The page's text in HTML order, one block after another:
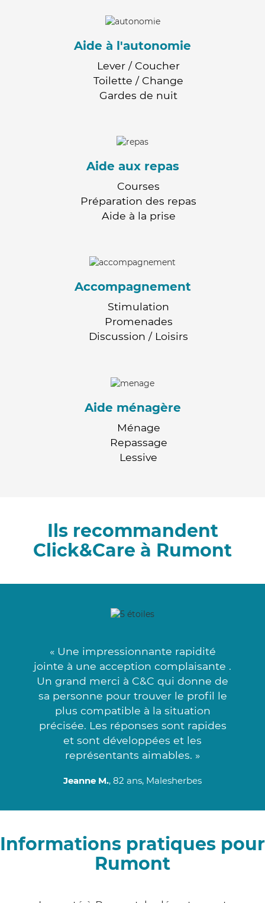
Aide à l'autonomie
Lever / Coucher
Toilette / Change
Gardes de nuit
Aide aux repas
Courses
Préparation des repas
Aide à la prise
Accompagnement
Stimulation
Promenades
Discussion / Loisirs
Aide ménagère
Ménage
Repassage
Lessive
Ils recommandent
Click&Care à Rumont
« Une impressionnante rapidité
jointe à une acception complaisante .
Un grand merci à C&C qui donne de
sa personne pour trouver le profil le
plus compatible à la situation
précisée. Les réponses sont rapides
et sont développées et les
représentants aimables. »
Jeanne M., 82 ans, Malesherbes
Informations pratiques pour
Rumont